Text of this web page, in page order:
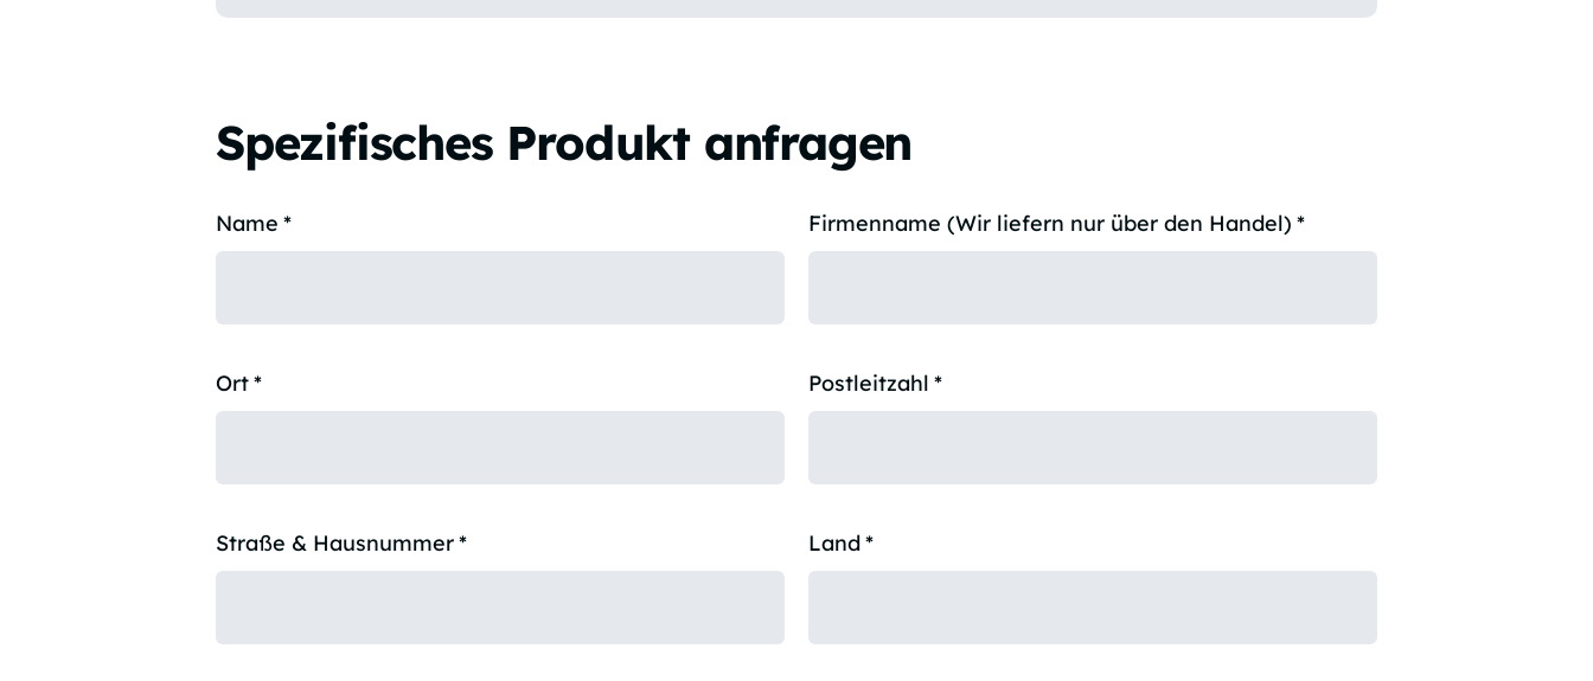
Spezifisches Produkt anfragen
Name * Firmenname (Wir liefern nur über den Handel) *
Ort* Postleitzahl *
Straße & Hausnummer* Land*